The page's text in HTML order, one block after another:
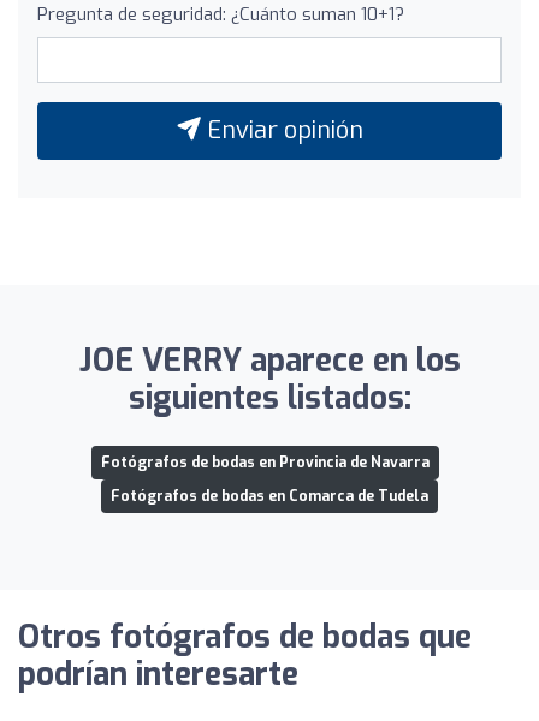
Pregunta de seguridad: ¿Cuánto suman 10+1?
Enviar opinión
JOE VERRY aparece en los
siguientes listados:
Fotógrafos de bodas en Provincia de Navarra
Fotógrafos de bodas en Comarca de Tudela
Otros fotógrafos de bodas que
podrían interesarte